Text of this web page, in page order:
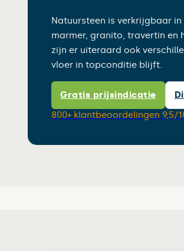
Natuursteen is verkrijgbaar
marmer, granito, travertin en
zijn er uiteraard ook
vloer in topconditie blijft.
Gratis prijsindicatie
800+ klantbeoordelingen 9,5/